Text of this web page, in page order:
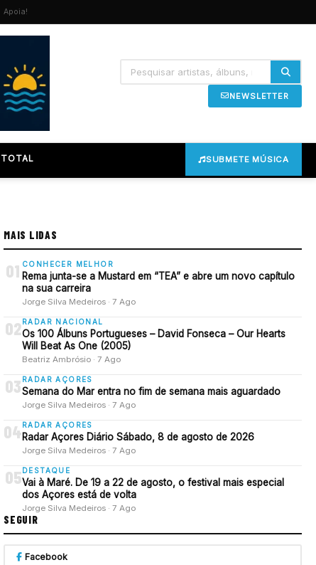
Apoia!
NEWSLETTER
SUBMETE MÚSICA
MAIS LIDAS
01 CONHECER MELHOR
Rema junta-se a Mustard em “TEA” e abre um novo capítulo
na sua carreira
Jorge Silva Medeiros · 7 Ago
02 RADAR NACIONAL
Os 100 Álbuns Portugueses – David Fonseca – Our Hearts
Will Beat As One (2005)
Beatriz Ambrósio · 7 Ago
03 RADAR AÇORES
Semana do Mar entra no fim de semana mais aguardado
Jorge Silva Medeiros · 7 Ago
04RADAR AÇORES
Radar Açores Diário Sábado, 8 de agosto de 2026
Jorge Silva Medeiros · 7 Ago
05 DESTAQUE
Vai à Maré. De 19 a 22 de agosto, o festival mais especial
dos Açores está de volta
Jorge Silva Medeiros · 7 Ago
SEGUIR
Facebook